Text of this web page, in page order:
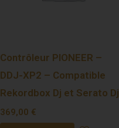
Contrôleur PIONEER –
DDJ-XP2 – Compatible
Rekordbox Dj et Serato Dj
369,00 €